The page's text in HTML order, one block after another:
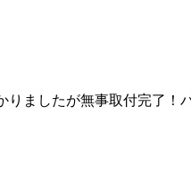
りましたが無事取付完了